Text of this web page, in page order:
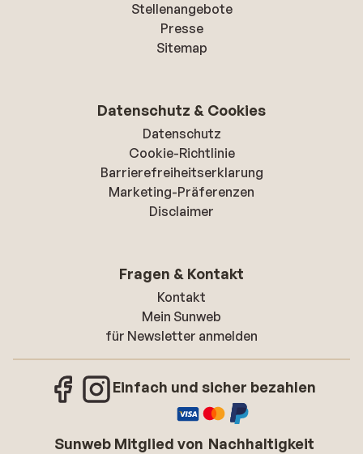
Stellenangebote
Presse
Sitemap
Datenschutz & Cookies
Datenschutz
Cookie-Richtlinie
Barrierefreiheitserklarung
Marketing-Präferenzen
Disclaimer
Fragen & Kontakt
Kontakt
Mein Sunweb
für Newsletter anmelden
Einfach und sicher bezahlen
Sunweb Mitglied von Nachhaltigkeit